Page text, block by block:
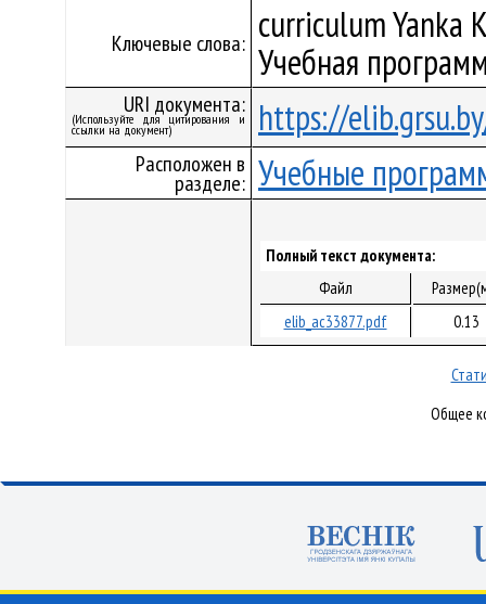
Ключевые слова: curriculum Yanka
Учебная
URI документа:
(Используйте для цитирования и
ссылки на документ) https://
Расположен в
разделе: Учебные
Полный текст документа:
Файл
elib_ac33877.pdf
0.13
Общее